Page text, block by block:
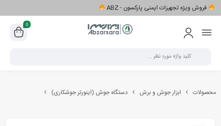
فروش ویژه تجهیزات ایمنی پارکسون - ABZ
0
محصولات ابزار جوش و برش دستگاه جوش (اینورتر جوشکاری)